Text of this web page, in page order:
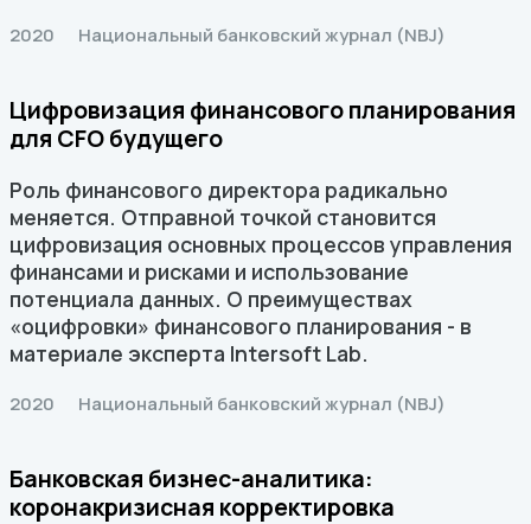
2020 Национальный банковский журнал (NBJ)
Цифровизация финансового планирования
для CFO будущего
Роль финансового директора радикально
меняется. Отправной точкой становится
цифровизация основных процессов управления
финансами и рисками и использование
потенциала данных. О преимуществах
«оцифровки» финансового планирования - в
материале эксперта Intersoft Lab.
2020 Национальный банковский журнал (NBJ)
Банковская бизнес-аналитика:
коронакризисная корректировка